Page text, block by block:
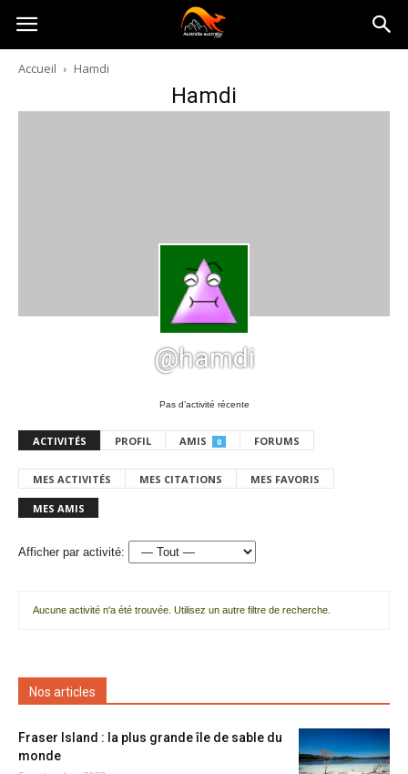
Australia-
australie.com
Accueil Hamdi
Hamdi
@hamdi
Pas d’activité récente
ACTIVITÉS PROFIL AMIS 0 FORUMS
MES ACTIVITÉS MES CITATIONS MES FAVORIS
MES AMIS
Afficher par activité:
Aucune activité n'a été trouvée. Utilisez un autre filtre de recherche.
Nos articles
Fraser Island : la plus grande île de sable du
monde